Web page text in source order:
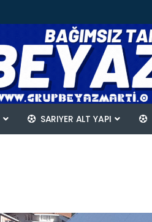
SARIYER ALT YAPI